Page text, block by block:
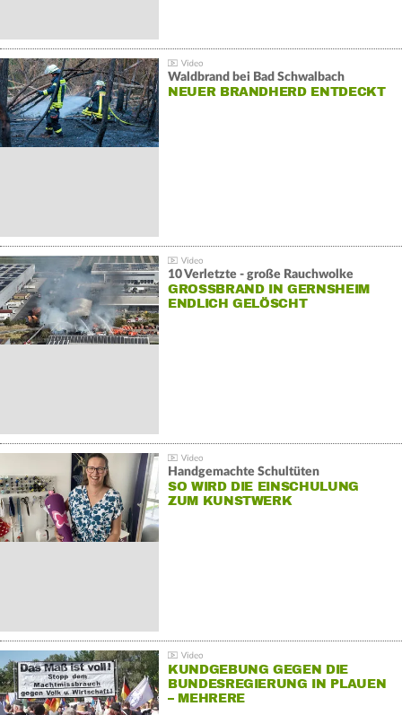
Waldbrand bei Bad Schwalbach
NEUER BRANDHERD ENTDECKT
10 Verletzte - große Rauchwolke
GROSSBRAND IN GERNSHEIM E
NDLICH GELÖSCHT
Handgemachte Schultüten
SO WIRD DIE EINSCHULUNG
ZUM KUNSTWERK
KUNDGEBUNG GEGEN DIE
BUNDESREGIERUNG IN PLAUEN
– MEHRERE